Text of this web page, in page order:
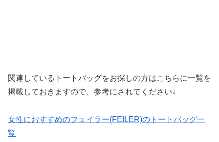
関連しているトートバッグをお探しの方はこちらに一覧を
掲載しておきますので、参考にされてください↓
女性におすすめのフェイラー(FEILER)のトートバッグ一
覧